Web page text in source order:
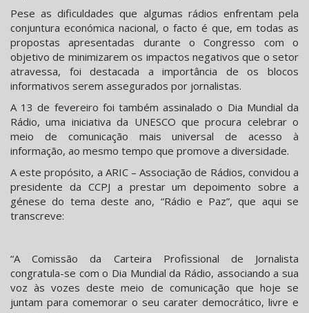
Pese as dificuldades que algumas rádios enfrentam pela
conjuntura económica nacional, o facto é que, em todas as
propostas apresentadas durante o Congresso com o
objetivo de minimizarem os impactos negativos que o setor
atravessa, foi destacada a importância de os blocos
informativos serem assegurados por jornalistas.
A 13 de fevereiro foi também assinalado o Dia Mundial da
Rádio, uma iniciativa da UNESCO que procura celebrar o
meio de comunicação mais universal de acesso à
informação, ao mesmo tempo que promove a diversidade.
A este propósito, a ARIC – Associação de Rádios, convidou a
presidente da CCPJ a prestar um depoimento sobre a
génese do tema deste ano, “Rádio e Paz”, que aqui se
transcreve:
“A Comissão da Carteira Profissional de Jornalista
congratula-se com o Dia Mundial da Rádio, associando a sua
voz às vozes deste meio de comunicação que hoje se
juntam para comemorar o seu carater democrático, livre e